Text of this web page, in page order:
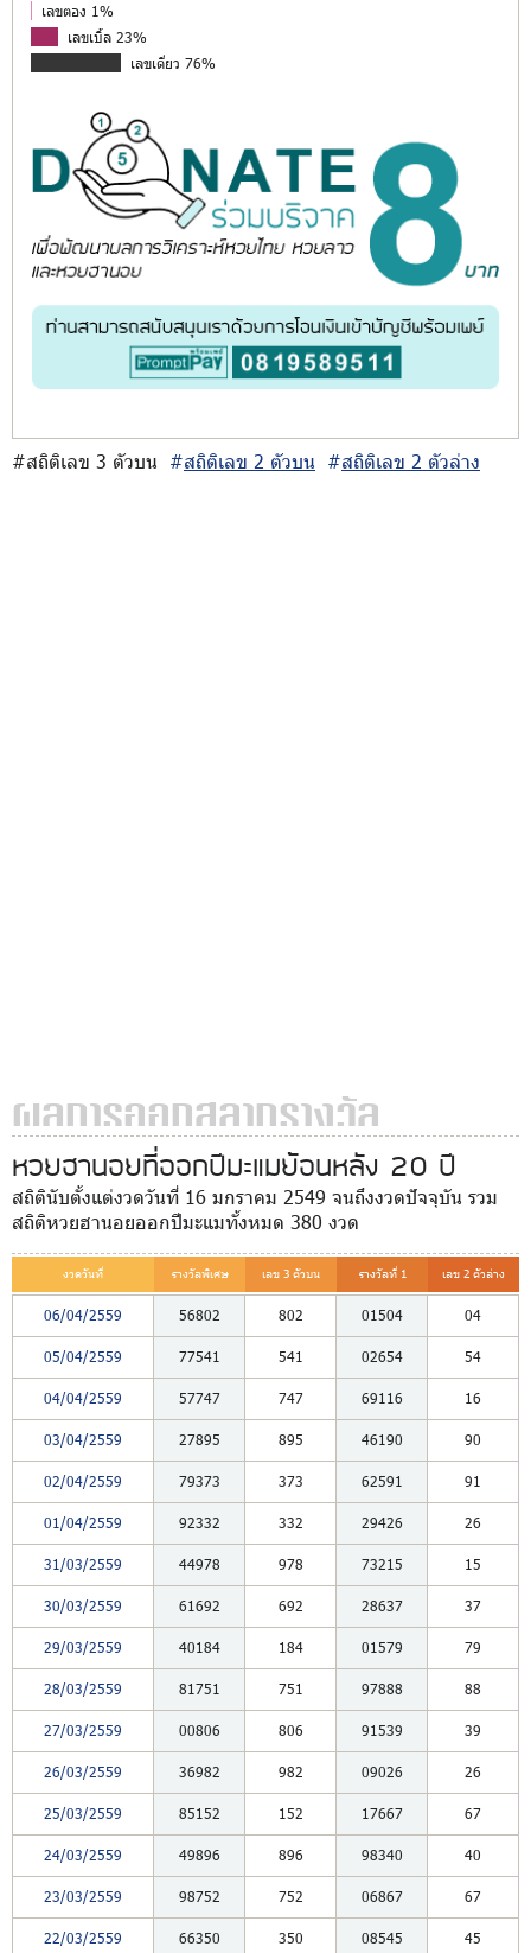
เลขตอง 1%
เลขเบิ้ล 23%
เลขเดี่ยว 76%
#สถิติเลข 3 ตัวบน #สถิติเลข 2 ตัวบน #สถิติเลข 2 ตัวล่าง
ผลการออกสลากรางวัล
หวยฮานอยที่ออกปีมะแมย้อนหลัง 20 ปี
สถิตินับตั้งแต่งวดวันที่ 16 มกราคม 2549 จนถึงงวดปัจจุบัน รวม
สถิติหวยฮานอยออกปีมะแมทั้งหมด 380 งวด
งวดวันที่ รางวัลพิเศษ เลข 3 ตัวบน รางวัลที่ 1 เลข 2 ตัวล่าง
06/04/2559 56802 802 01504 04
05/04/2559 77541 541 02654 54
04/04/2559 57747 747 69116 16
03/04/2559 27895 895 46190 90
02/04/2559 79373 373 62591 91
01/04/2559 92332 332 29426 26
31/03/2559 44978 978 73215 15
30/03/2559 61692 692 28637 37
29/03/2559 40184 184 01579 79
28/03/2559 81751 751 97888 88
27/03/2559 00806 806 91539 39
26/03/2559 36982 982 09026 26
25/03/2559 85152 152 17667 67
24/03/2559 49896 896 98340 40
23/03/2559 98752 752 06867 67
22/03/2559 66350 350 08545 45